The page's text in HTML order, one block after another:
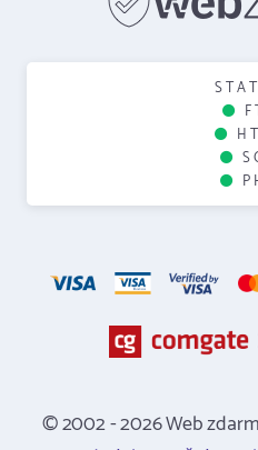
© 2002 - 2026 Web